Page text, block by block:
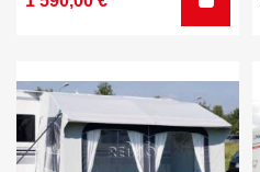
720,00 €.
590,00 €.